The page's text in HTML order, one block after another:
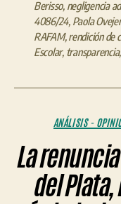
Berisso, negligencia
4086/24, Paola
RAFAM,rendición de
Escolar, transparencia,
ANÁLISIS -
La
del Plata,